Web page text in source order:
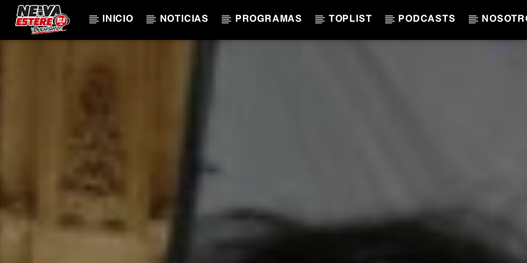
INICIO NOTICIAS PROGRAMAS TOPLIST PODCASTS